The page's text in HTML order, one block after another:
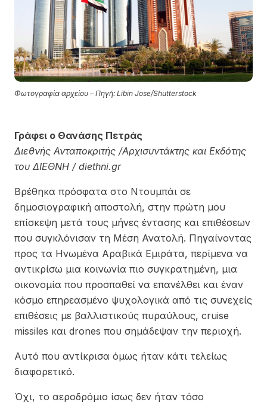
Φωτογραφία αρχείου – Πηγή: Libin Jose/Shutterstock
Γράφει ο Θανάσης Πετράς
Διεθνής Ανταποκριτής /Αρχισυντάκτης και Εκδότης
του ΔΙΕΘΝΗ / diethni.gr
Βρέθηκα πρόσφατα στο Ντουμπάι σε
δημοσιογραφική αποστολή, στην πρώτη μου
επίσκεψη μετά τους μήνες έντασης και επιθέσεων
που συγκλόνισαν τη Μέση Ανατολή. Πηγαίνοντας
προς τα Ηνωμένα Αραβικά Εμιράτα, περίμενα να
αντικρίσω μια κοινωνία πιο συγκρατημένη, μια
οικονομία που προσπαθεί να επανέλθει και έναν
κόσμο επηρεασμένο ψυχολογικά από τις συνεχείς
επιθέσεις με βαλλιστικούς πυραύλους, cruise
missiles και drones που σημάδεψαν την περιοχή.
Αυτό που αντίκρισα όμως ήταν κάτι τελείως
διαφορετικό.
Όχι, το αεροδρόμιο ίσως δεν ήταν τόσο